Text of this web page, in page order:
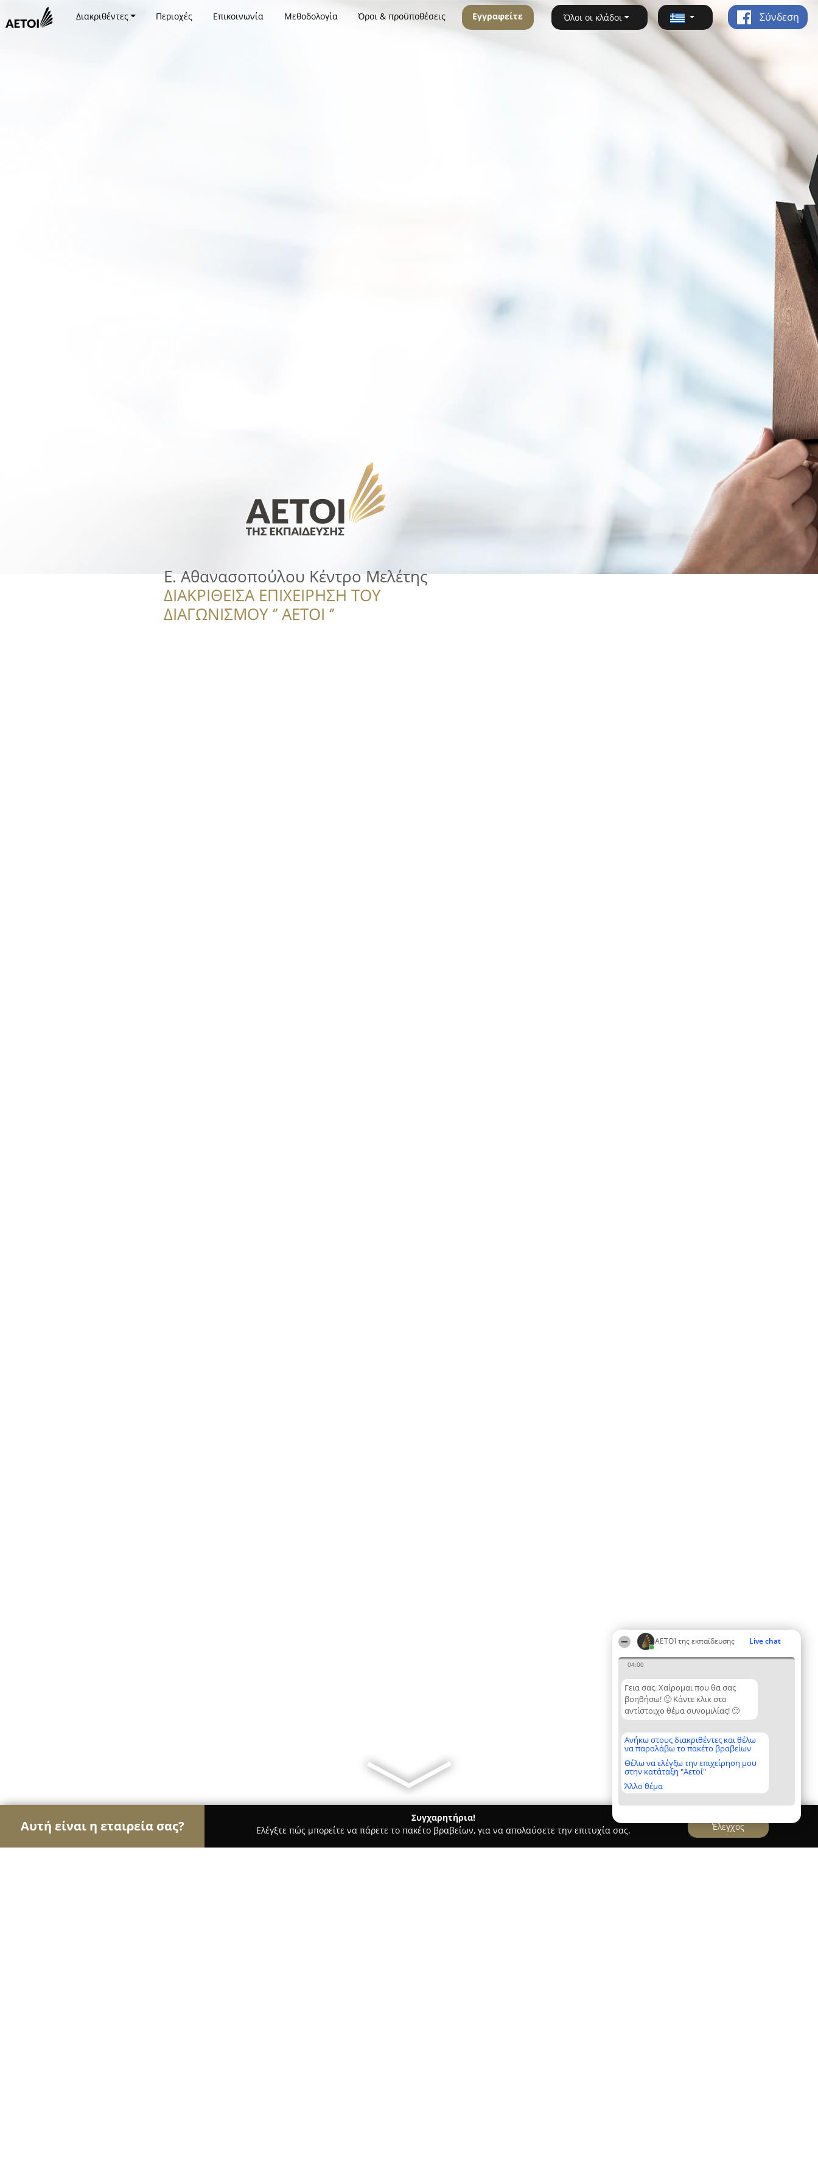
ΑΕΤΟΊ της εκπαίδευσης Live chat
04:00
Γεια σας. Χαίρομαι που θα σας
βοηθήσω! 🙂 Κάντε κλικ στο
αντίστοιχο θέμα συνομιλίας! 🙂
Ανήκω στους διακριθέντες και θέλω
να παραλάβω το πακέτο βραβείων
Θέλω να ελέγξω την επιχείρηση μου
στην κατάταξη "Αετοί"
Άλλο θέμα
Διακριθέντες Περιοχές Επικοινωνία Μεθοδολογία Όροι & προϋποθέσεις Εγγραφείτε Όλοι οι κλάδοι Σύνδεση
Ε. Αθανασοπούλου Κέντρο Μελέτης
ΔΙΑΚΡΙΘΕΙΣΑ ΕΠΙΧΕΙΡΗΣΗ ΤΟΥ
ΔΙΑΓΩΝΙΣΜΟΥ ‘’ ΑΕΤΟΙ ‘’
Αυτή είναι η εταιρεία σας?
Συγχαρητήρια!
Ελέγξτε πώς μπορείτε να πάρετε το πακέτο βραβείων, για να απολαύσετε την επιτυχία σας.
Έλεγχος